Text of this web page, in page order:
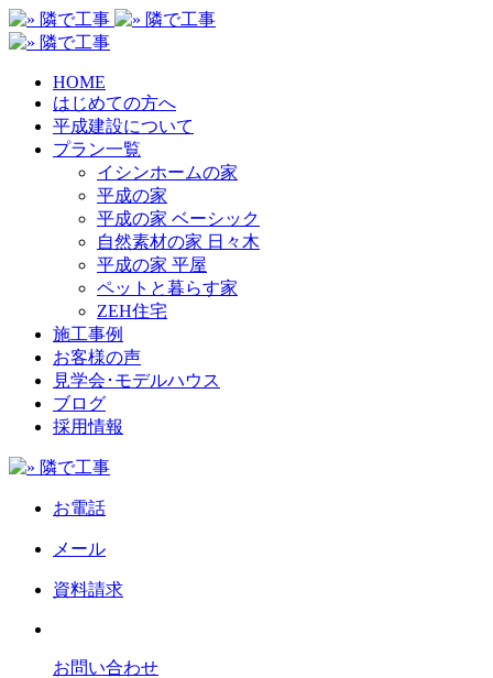
HOME
はじめての方へ
平成建設について
プラン一覧
イシンホームの家
平成の家
平成の家 ベーシック
自然素材の家 日々木
平成の家 平屋
ペットと暮らす家
ZEH住宅
施工事例
お客様の声
見学会･モデルハウス
ブログ
採用情報
お電話
メール
資料請求
お問い合わせ